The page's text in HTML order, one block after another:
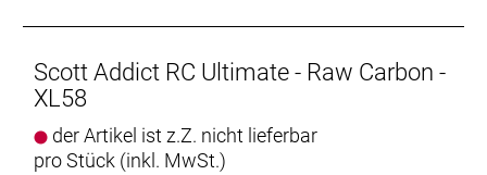
Scott Addict RC Ultimate - Raw Carbon -
XL58
der Artikel ist z.Z. nicht lieferbar
pro Stück (inkl. MwSt.)